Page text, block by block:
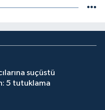
suçüstü
5 tutuklama